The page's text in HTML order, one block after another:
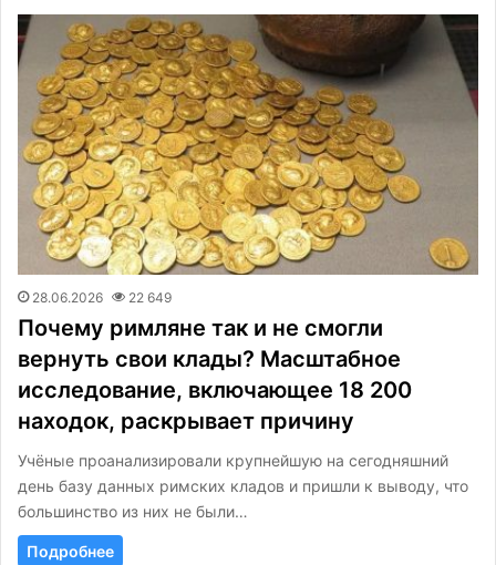
28.06.2026 22 649
Почему римляне так и не смогли
вернуть свои клады? Масштабное
исследование, включающее 18 200
находок, раскрывает причину
Учёные проанализировали крупнейшую на сегодняшний
день базу данных римских кладов и пришли к выводу, что
большинство из них не были…
Подробнее